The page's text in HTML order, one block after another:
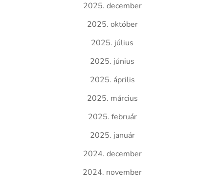
2025. december
2025. október
2025. július
2025. június
2025. április
2025. március
2025. február
2025. január
2024. december
2024. november